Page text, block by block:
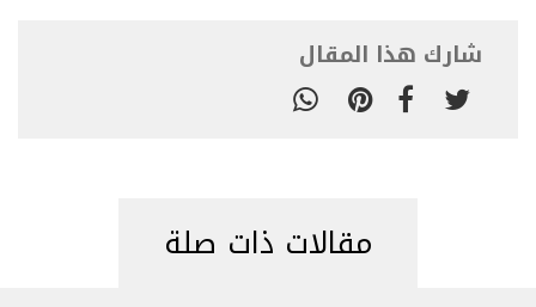
شارك هذا المقال
مقالات ذات صلة